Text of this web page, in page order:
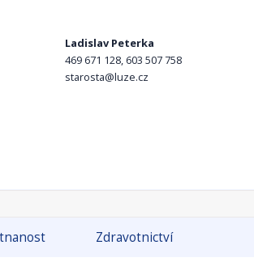
Ladislav Peterka
469 671 128, 603 507 758
starosta@luze.cz
Zdravotnictví